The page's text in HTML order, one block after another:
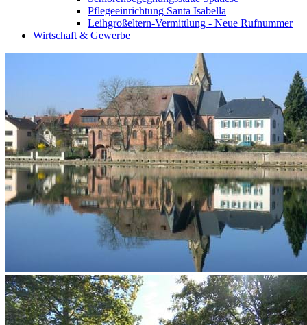
Pflegeeinrichtung Santa Isabella
Leihgroßeltern-Vermittlung - Neue Rufnummer
Wirtschaft & Gewerbe